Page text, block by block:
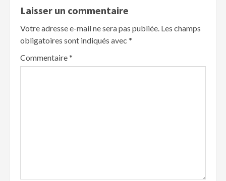
Laisser un commentaire
Votre adresse e-mail ne sera pas publiée. Les champs
obligatoires sont indiqués avec *
Commentaire*